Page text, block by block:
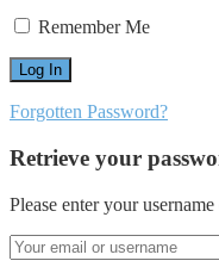
Remember Me
Forgotten Password?
Retrieve your
Please enter your